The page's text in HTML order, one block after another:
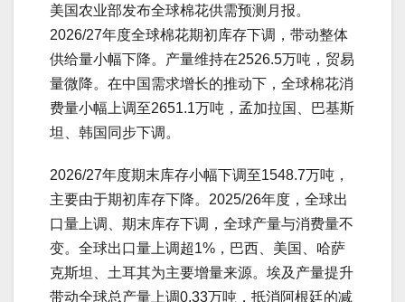
美国农业部发布全球棉花供需预测月报。
2026/27年度全球棉花期初库存下调，带动整体
供给量小幅下降。产量维持在2526.5万吨，贸易
量微降。在中国需求增长的推动下，全球棉花消
费量小幅上调至2651.1万吨，孟加拉国、巴基斯
坦、韩国同步下调。
2026/27年度期末库存小幅下调至1548.7万吨，
主要由于期初库存下降。2025/26年度，全球出
口量上调、期末库存下调，全球产量与消费量不
变。全球出口量上调超1%，巴西、美国、哈萨
克斯坦、土耳其为主要增量来源。埃及产量提升
带动全球总产量上调0.33万吨，抵消阿根廷的减